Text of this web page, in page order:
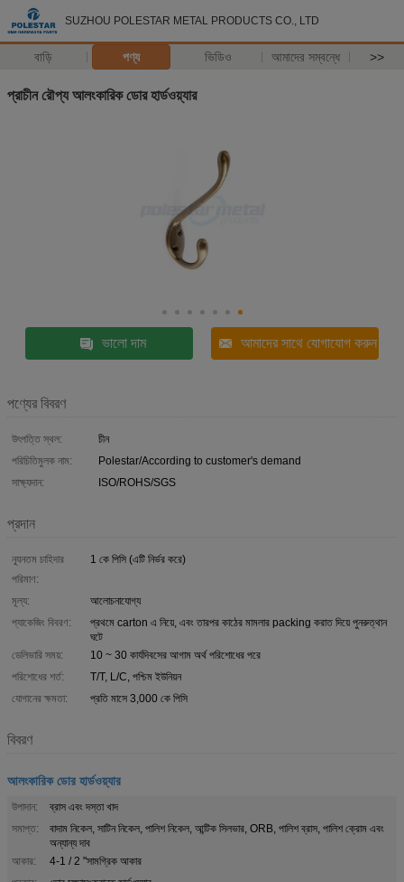
SUZHOU POLESTAR METAL PRODUCTS CO., LTD
বাড়ি পণ্য ভিডিও আমাদের সম্বন্ধে >>
প্রাচীন রৌপ্য আলংকারিক ডোর হার্ডওয়্যার
ভালো দাম আমাদের সাথে যোগাযোগ করুন
পণ্যের বিবরণ
উৎপত্তি স্থল:
চীন
পরিচিতিমুলক নাম:
Polestar/According to customer's demand
সাক্ষ্যদান:
ISO/ROHS/SGS
প্রদান
ন্যূনতম চাহিদার
পরিমাণ:
1 কে পিসি (এটি নির্ভর করে)
মূল্য:
আলোচনাযোগ্য
প্যাকেজিং বিবরণ:
প্রথমে carton এ নিয়ে, এবং তারপর কাঠের মামলার packing করাত দিয়ে পুনরুত্থান
ঘটে
ডেলিভারি সময়:
10 ~ 30 কার্যদিবসের আগাম অর্থ পরিশোধের পরে
পরিশোধের শর্ত:
T/T, L/C, পশ্চিম ইউনিয়ন
যোগানের ক্ষমতা:
প্রতি মাসে 3,000 কে পিসি
বিবরণ
আলংকারিক ডোর হার্ডওয়্যার
উপাদান:
ব্রাস এবং দস্তা খাদ
সমাপ্ত:
বাদাম নিকেল, সাটিন নিকেল, পালিশ নিকেল, আন্টিক সিলভার, ORB, পালিশ ব্রাস, পালিশ ক্রোম এবং
অন্যান্য দাব
আকার:
4-1 / 2 "সামগ্রিক আকার